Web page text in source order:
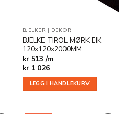
BJELKER | DEKOR
BJELKE TIROL MØRK EIK
120x120x2000MM
kr 513 /m
kr1 026
LEGG I HANDLEKURV